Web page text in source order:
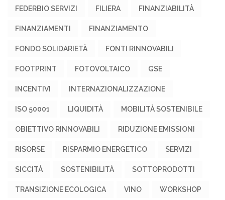
FEDERBIO SERVIZI FILIERA FINANZIABILITÀ
FINANZIAMENTI FINANZIAMENTO
FONDO SOLIDARIETÀ FONTI RINNOVABILI
FOOTPRINT FOTOVOLTAICO GSE
INCENTIVI INTERNAZIONALIZZAZIONE
ISO 50001 LIQUIDITÀ MOBILITÀ SOSTENIBILE
OBIETTIVO RINNOVABILI RIDUZIONE EMISSIONI
RISORSE RISPARMIO ENERGETICO SERVIZI
SICCITÀ SOSTENIBILITÀ SOTTOPRODOTTI
TRANSIZIONE ECOLOGICA VINO WORKSHOP